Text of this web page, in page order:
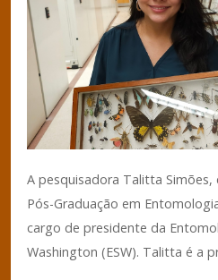
A pesquisadora Talitta
Pós-Graduação em
cargo de presidente da
Washington (ESW). Talitta é a